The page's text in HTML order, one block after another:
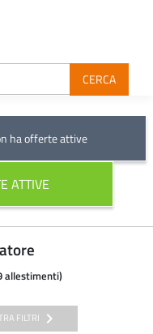
CERCA
ha offerte attive
ATTIVE
allestimenti)
FILTRI chevron_right